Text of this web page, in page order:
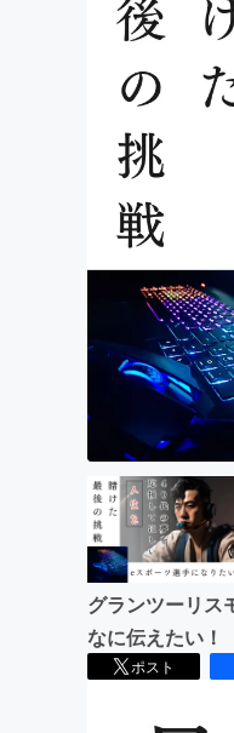
グランツーリス
なに伝えたい！
ポスト